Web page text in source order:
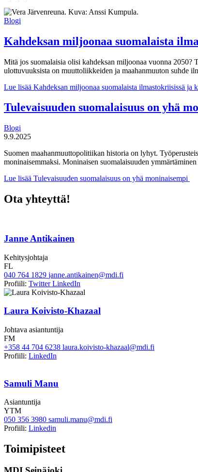
Blogi
Kahdeksan miljoonaa suomalaista
Mitä jos suomalaisia olisi kahdeksan miljoonaa vuonna 2050?
ulottuvuuksista on muuttoliikkeiden ja maahanmuuton suhde
Lue lisää Kahdeksan miljoonaa suomalaista ilmastokriisissä ja
Tulevaisuuden suomalaisuus on yhä
Blogi
9.9.2025
Suomen maahanmuuttopolitiikan historia on lyhyt.
moninaisemmaksi. Moninaisen suomalaisuuden
Lue lisää Tulevaisuuden suomalaisuus on yhä moninaisempi
Ota yhteyttä!
Janne Antikainen
Kehitysjohtaja
FL
040 764 1829 janne.antikainen@mdi.fi
Profiili: Twitter LinkedIn
Laura Koivisto-Khazaal
Johtava asiantuntija
FM
+358 44 704 6238 laura.koivisto-khazaal@mdi.fi
Profiili: LinkedIn
Samuli Manu
Asiantuntija
YTM
050 356 3980 samuli.manu@mdi.fi
Profiili: Linkedin
Toimipisteet